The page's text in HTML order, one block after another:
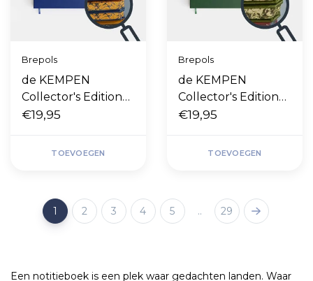
Brepols
de KEMPEN
Collector's Edition
Blue Note
€19,95
TOEVOEGEN
Brepols
de KEMPEN
Collector's Edition
Origin
€19,95
TOEVOEGEN
1 2 3 4 5 .. 29
Een notitieboek is een plek waar gedachten landen. Waar